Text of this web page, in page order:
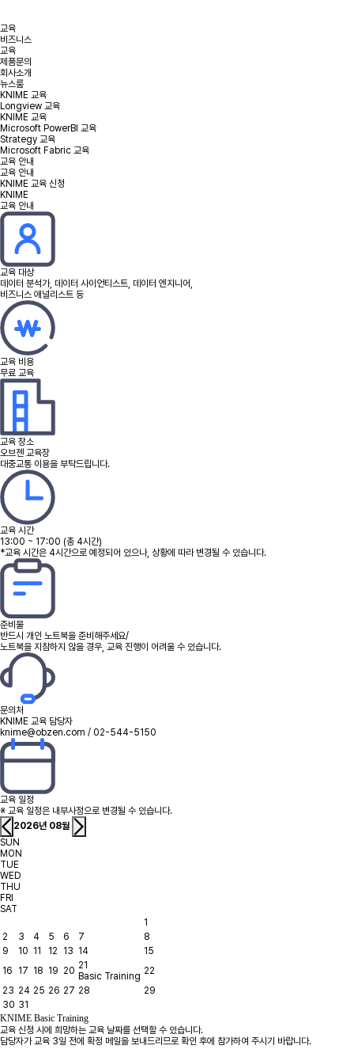
교육
비즈니스
교육
제품문의
회사소개
뉴스룸
KNIME 교육
Longview 교육
KNIME 교육
Microsoft PowerBI 교육
Strategy 교육
Microsoft Fabric 교육
교육 안내
교육 안내
KNIME 교육 신청
KNIME
교육 안내
교육 대상
데이터 분석가, 데이터 사이언티스트, 데이터 엔지니어,
비즈니스 애널리스트 등
교육 비용
무료 교육
교육 장소
오브젠 교육장
대중교통 이용을 부탁드립니다.
교육 시간
13:00 ~ 17:00 (총 4시간)
*교육 시간은 4시간으로 예정되어 있으나, 상황에 따라 변경될 수 있습니다.
준비물
반드시 개인 노트북을 준비해주세요/
노트북을 지참하지 않을 경우, 교육 진행이 어려울 수 있습니다.
문의처
KNIME 교육 담당자
knime@obzen.com / 02-544-5150
교육 일정
※ 교육 일정은 내부사정으로 변경될 수 있습니다.
2026년 08월
SUN
MON
TUE
WED
THU
FRI
SAT
1
2
3 4 5 6 7
8
9
10 11 12 13 14
15
16
17 18 19 20 21
Basic Training 22
23 24 25 26 27 28
29
30 31
KNIME Basic Training
교육 신청 시에 희망하는 교육 날짜를 선택할 수 있습니다.
담당자가 교육 3일 전에 확정 메일을 보내드리므로 확인 후에 참가하여 주시기 바랍니다.